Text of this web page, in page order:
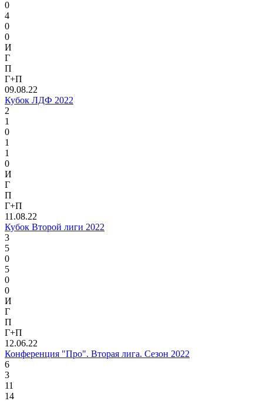
0
4
0
0
И
Г
П
Г+П
09.08.22
Кубок ЛДФ 2022
2
1
0
1
1
0
И
Г
П
Г+П
11.08.22
Кубок Второй лиги 2022
3
5
0
5
0
0
И
Г
П
Г+П
12.06.22
Конференция "Про". Вторая лига. Сезон 2022
6
3
11
14